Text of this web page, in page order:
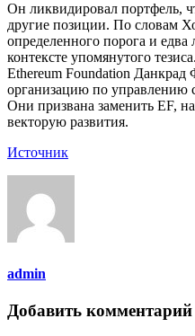
Он ликвидировал портфель,
другие позиции. По словам
определенного порога и едва
контексте упомянутого
Ethereum Foundation Данкрад
организацию по управлению
Они призвана заменить EF,
векторую развития.
Источник
admin
Добавить комментарий